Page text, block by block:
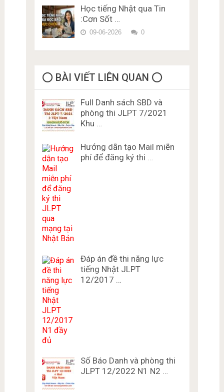
Học tiếng Nhật qua Tin
:Cơn Sốt …
09-06-2026 0
⭕️ BÀI VIẾT LIÊN QUAN ⭕️
Full Danh sách SBD và
phòng thi JLPT 7/2021
Khu …
Hướng dẫn tạo Mail miễn
phí để đăng ký thi …
Đáp án đề thi năng lực
tiếng Nhật JLPT
12/2017 …
Số Báo Danh và phòng thi
JLPT 12/2022 N1 N2 …